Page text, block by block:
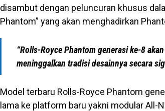
disambut dengan peluncuran khusus
Phantom” yang akan menghadirkan
“Rolls-Royce Phantom generasi ke-8
meninggalkan tradisi desainnya secara
Model terbaru Rolls-Royce Phantom
lama ke platform baru yakni modular All-